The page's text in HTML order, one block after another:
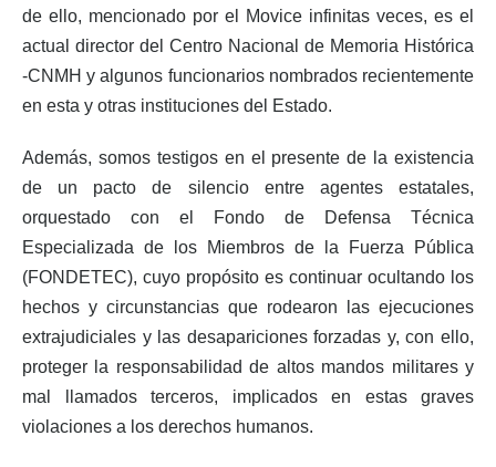
de ello, mencionado por el Movice infinitas veces, es el
actual director del Centro Nacional de Memoria Histórica
-CNMH y algunos funcionarios nombrados recientemente
en esta y otras instituciones del Estado.
Además, somos testigos en el presente de la existencia
de un pacto de silencio entre agentes estatales,
orquestado con el Fondo de Defensa Técnica
Especializada de los Miembros de la Fuerza Pública
(FONDETEC), cuyo propósito es continuar ocultando los
hechos y circunstancias que rodearon las ejecuciones
extrajudiciales y las desapariciones forzadas y, con ello,
proteger la responsabilidad de altos mandos militares y
mal llamados terceros, implicados en estas graves
violaciones a los derechos humanos.